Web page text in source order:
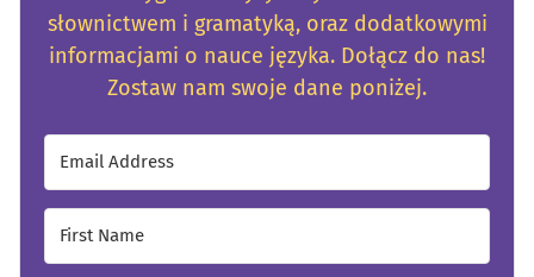
słownictwem i gramatyką, oraz dodatkowymi
informacjami o nauce języka. Dołącz do nas!
Zostaw nam swoje dane poniżej.